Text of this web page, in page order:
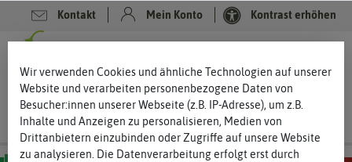
Kontakt Mein Konto Kontrast erhöhen
Wir verwenden Cookies und ähnliche Technologien auf unserer
Website und verarbeiten personenbezogene Daten von
Besucher:innen unserer Webseite (z.B. IP-Adresse), um z.B.
Inhalte und Anzeigen zu personalisieren, Medien von
Drittanbietern einzubinden oder Zugriffe auf unsere Website
zu analysieren. Die Datenverarbeitung erfolgt erst durch